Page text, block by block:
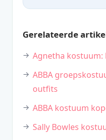
Gerelateerde
Agnetha kostuum:
ABBA
outfits
ABBA kostuum
Sally Bowles